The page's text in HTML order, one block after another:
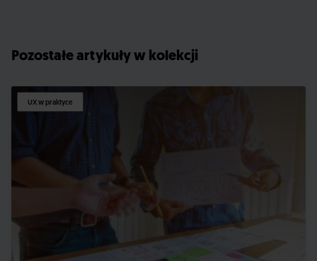
Pozostałe artykuły w kolekcji
UX w praktyce